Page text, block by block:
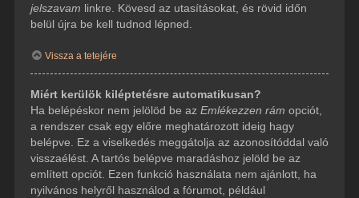
jelszavam linkre. Kövesd az utasításokat, és rövid időn
belül újra be kell tudnod lépned.
Vissza a tetejére
Miért kerülök kiléptetésre automatikusan?
Ha belépéskor nem jelölöd be az Emlékezzen rám opciót,
a rendszer csak egy előre meghatározott ideig hagy
belépve. Ez a viselkedés meggátolja az azonosítóddal való
visszaélést. A tartós belépve maradáshoz jelöld be az
említett opciót. Ezen funkció használata nem ajánlott, ha
nyilvános helyről használod a fórumot, például